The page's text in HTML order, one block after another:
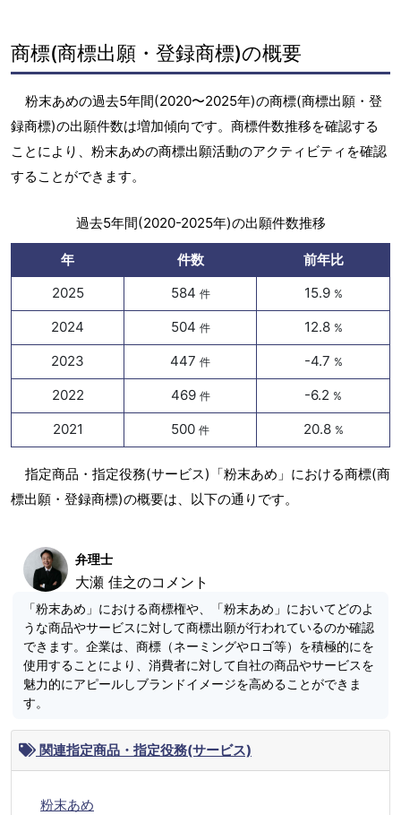
商標(商標出願・登録商標)の概要
粉末あめの過去5年間(2020〜2025年)の商標(商標出願・登
録商標)の出願件数は増加傾向です。商標件数推移を確認する
ことにより、粉末あめの商標出願活動のアクティビティを確認
することができます。
過去5年間(2020-2025年)の出願件数推移
年 件数
前年比
2025
584 件 15.9 %
2024 504 件 12.8 %
2023 447 件 -4.7 %
2022 469 件 -6.2 %
2021 500 件 20.8 %
指定商品・指定役務(サービス)「粉末あめ」における商標(商
標出願・登録商標)の概要は、以下の通りです。
弁理士
大瀬 佳之のコメント
「粉末あめ」における商標権や、「粉末あめ」においてどのよ
うな商品やサービスに対して商標出願が行われているのか確認
できます。企業は、商標（ネーミングやロゴ等）を積極的にを
使用することにより、消費者に対して自社の商品やサービスを
魅力的にアピールしブランドイメージを高めることができま
す。
関連指定商品・指定役務(サービス)
粉末あめ